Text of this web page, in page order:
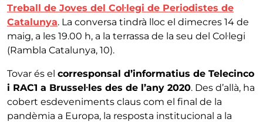
Treball de Joves del Col·legi de Periodistes de
Catalunya. La conversa tindrà lloc el dimecres 14 de
maig, a les 19.00 h, a la terrassa de la seu del Col·legi
(Rambla Catalunya, 10).
Tovar és el corresponsal d’informatius de Telecinco
i RAC1 a Brussel·les des de l’any 2020. Des d’allà, ha
cobert esdeveniments claus com el final de la
pandèmia a Europa, la resposta institucional a la